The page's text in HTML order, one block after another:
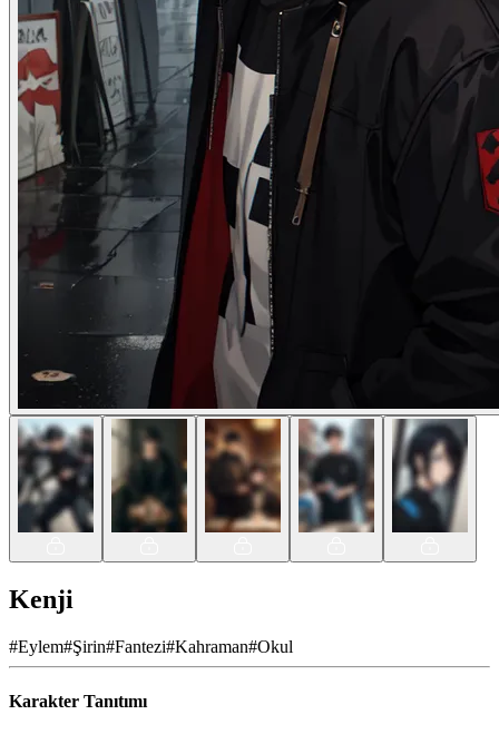
Kenji
#Eylem#Şirin#Fantezi#Kahraman#Okul
Karakter Tanıtımı